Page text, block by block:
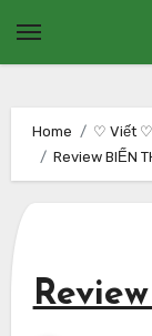
Home ♡ Viết ♡
Review BIẾN